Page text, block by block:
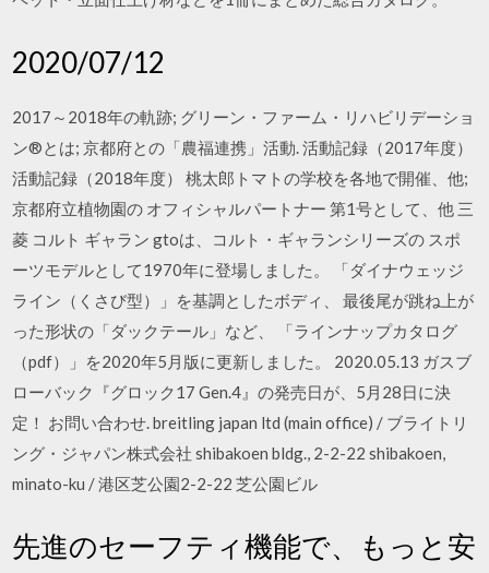
2020/07/12
2017～2018年の軌跡; グリーン・ファーム・リハビリデーショ
ン®とは; 京都府との「農福連携」活動. 活動記録（2017年度）
活動記録（2018年度） 桃太郎トマトの学校を各地で開催、他;
京都府立植物園の オフィシャルパートナー 第1号として、他 三
菱 コルト ギャラン gtoは、コルト・ギャランシリーズの スポ
ーツモデルとして1970年に登場しました。 「ダイナウェッジ
ライン（くさび型）」を基調としたボディ、 最後尾が跳ね上が
った形状の「ダックテール」など、 「ラインナップカタログ
（pdf）」を2020年5月版に更新しました。 2020.05.13 ガスブ
ローバック『グロック17 Gen.4』の発売日が、5月28日に決
定！ お問い合わせ. breitling japan ltd (main office) / ブライトリ
ング・ジャパン株式会社 shibakoen bldg., 2-2-22 shibakoen,
minato-ku / 港区芝公園2-2-22 芝公園ビル
先進のセーフティ機能で、もっと安